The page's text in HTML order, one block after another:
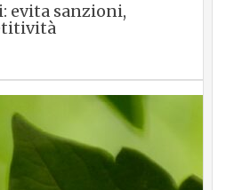
evita sanzioni,